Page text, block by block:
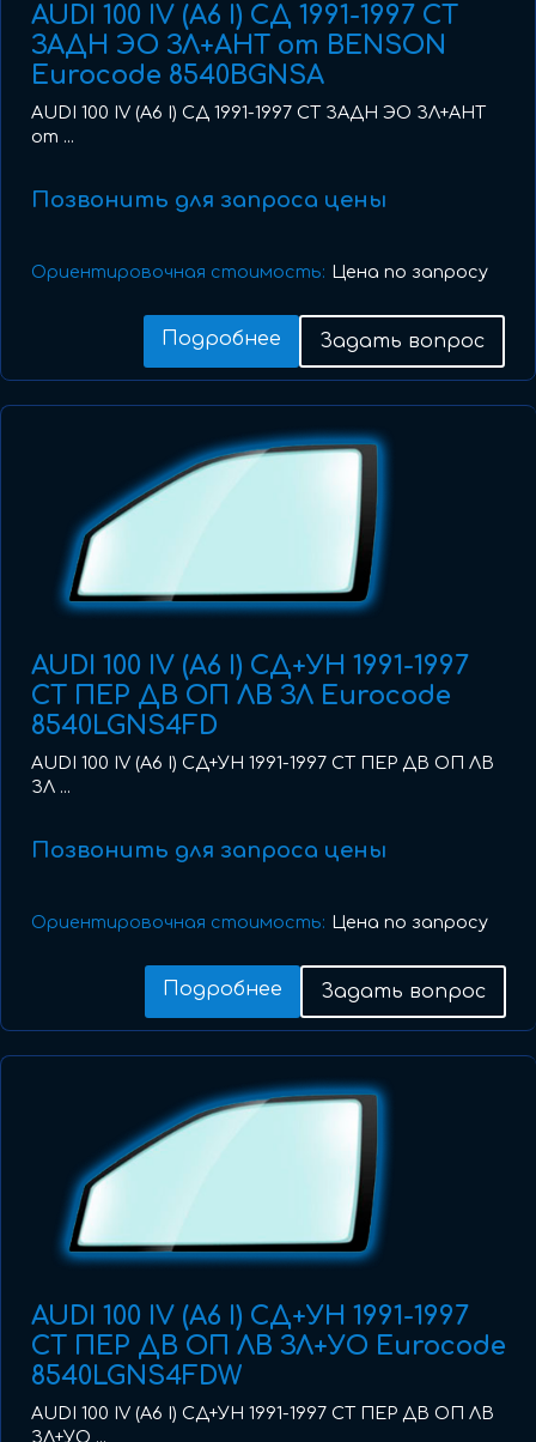
AUDI 100 IV (A6 I) СД 1991-1997 СТ
ЗАДН ЭО ЗЛ+АНТ от BENSON
Eurocode 8540BGNSA
AUDI 100 IV (A6 I) СД 1991-1997 СТ ЗАДН ЭО ЗЛ+АНТ
от ...
Позвонить для запроса цены
Ориентировочная стоимость: Цена по запросу
Подробнее Задать вопрос
AUDI 100 IV (A6 I) СД+УН 1991-1997
СТ ПЕР ДВ ОП ЛВ ЗЛ Eurocode
8540LGNS4FD
AUDI 100 IV (A6 I) СД+УН 1991-1997 СТ ПЕР ДВ ОП ЛВ
ЗЛ ...
Позвонить для запроса цены
Ориентировочная стоимость: Цена по запросу
Подробнее Задать вопрос
AUDI 100 IV (A6 I) СД+УН 1991-1997
СТ ПЕР ДВ ОП ЛВ ЗЛ+УО Eurocode
8540LGNS4FDW
AUDI 100 IV (A6 I) СД+УН 1991-1997 СТ ПЕР ДВ ОП ЛВ
ЗЛ+УО ...